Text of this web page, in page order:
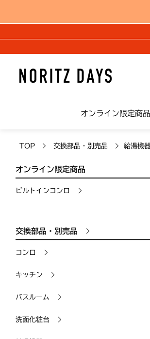
オンライン限定商品
TOP 交換部品・別売品 給湯機
オンライン限定商品
ビルトインコンロ
交換部品・別売品
コンロ
キッチン
バスルーム
洗面化粧台